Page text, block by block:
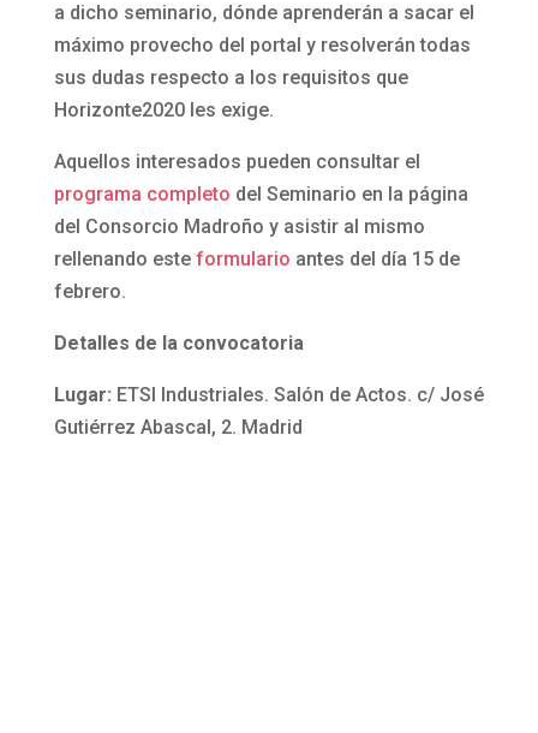
a dicho seminario, dónde aprenderán a sacar el
máximo provecho del portal y resolverán todas
sus dudas respecto a los requisitos que
Horizonte2020 les exige.
Aquellos interesados pueden consultar el
programa completo del Seminario en la página
del Consorcio Madroño y asistir al mismo
rellenando este formulario antes del día 15 de
febrero.
Detalles de la convocatoria
Lugar: ETSI Industriales. Salón de Actos. c/ José
Gutiérrez Abascal, 2. Madrid